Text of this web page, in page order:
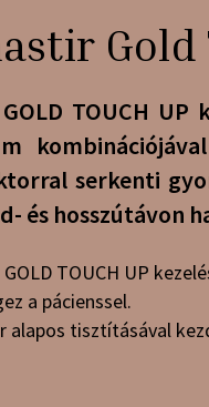
GOLD TOUCH
serkenti
és hosszútávon
GOLD TOUCH UP
a pácienssel.
alapos tisztításával